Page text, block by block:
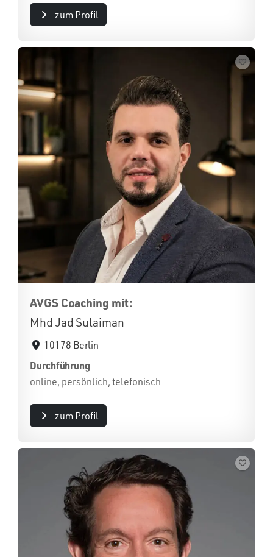
zum Profil
AVGS Coaching mit:
Mhd Jad Sulaiman
10178 Berlin
Durchführung
online, persönlich, telefonisch
zum Profil